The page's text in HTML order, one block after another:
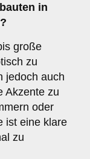
in
große
zu
jedoch auch
Akzente zu
oder
ist eine klare
zu